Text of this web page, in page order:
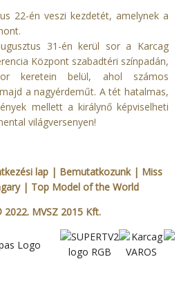
22-én veszi kezdetét, amelynek a
31-én kerül sor a Karcag
Központ szabadtéri színpadán,
keretein belül, ahol számos
a nagyérdeműt. A tét hatalmas,
mellett a királynő képviselheti
világversenyen!
lap | Bemutatkozunk| Miss
| Top Model of the World
MVSZ 2015 Kft.